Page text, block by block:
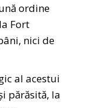
ordine
Fort
nici de
al acestui
părăsită, la